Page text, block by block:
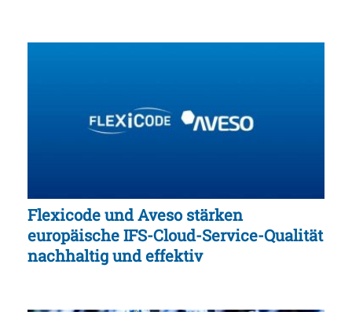
Flexicode und Aveso stärken
europäische IFS-Cloud-Service-Qualität
nachhaltig und effektiv